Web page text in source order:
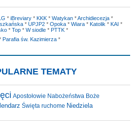
* iBreviary* KKK* Watykan*Archidiecezja*
* UPJP2 * Opoka * Wiara * Katolik * KAI *
* Top* W siodle* PTTK*
Parafia św. Kazimierza *
TEMATY
Apostołowie Nabożeństwa Boże
Święta ruchome Niedziela